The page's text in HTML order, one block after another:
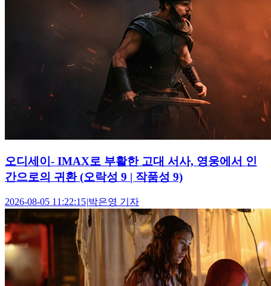
오디세이- IMAX로 부활한 고대 서사, 영웅에서 인
간으로의 귀환 (오락성 9 | 작품성 9)
2026-08-05 11:22:15 박은영 기자